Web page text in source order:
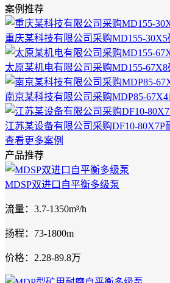
案例推荐
重庆某科技有限公司采购MD155-30X5
太原某机电有限公司采购MD155-67X8
南京某科技有限公司采购MDP85-
江苏某设备有限公司采购DF10-80X7P
查看更多案例
产品推荐
MDSP双进口自平衡多级泵
流量：3.7-1350m³/h
扬程：73-1800m
价格：2.28-89.8万